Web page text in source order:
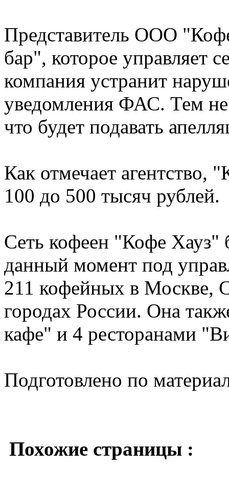
Представитель ООО
бар", которое управляет
компания устранит
уведомления ФАС. Тем не
что будет подавать
Как отмечает агентство,
100 до 500 тысяч рублей.
Сеть кофеен "Кофе Хауз"
данный момент под
211 кофейных в Москве,
городах России. Она
кафе" и 4 ресторанами
Подготовлено по
Похожие страницы :